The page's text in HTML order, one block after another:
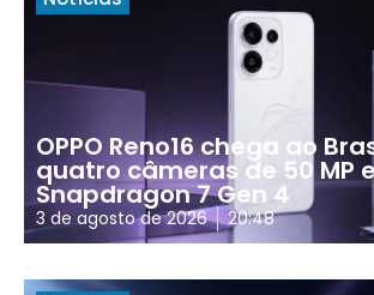
OPPO Reno16 chega ao
quatro câmeras de 50 MP e
Snapdragon 7 Gen 4
3 de agosto de 2026 20:48